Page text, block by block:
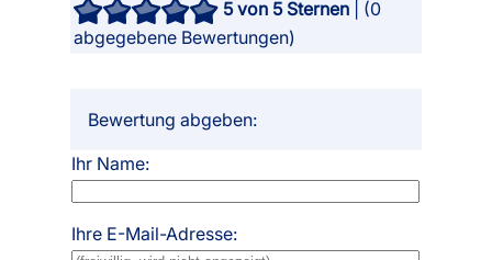
5von 5 Sternen | (0
abgegebene Bewertungen)
Bewertung abgeben:
Ihr Name:
Ihre E-Mail-Adresse: